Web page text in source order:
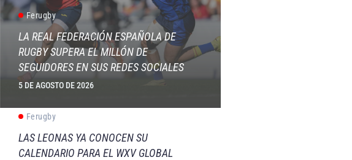
Ferugby
LA REAL FEDERACIÓN ESPAÑOLA DE
RUGBY SUPERA EL MILLÓN DE
SEGUIDORES EN SUS REDES SOCIALES
5 DE AGOSTO DE 2026
Ferugby
LAS LEONAS YA CONOCEN SU
CALENDARIO PARA EL WXV GLOBAL